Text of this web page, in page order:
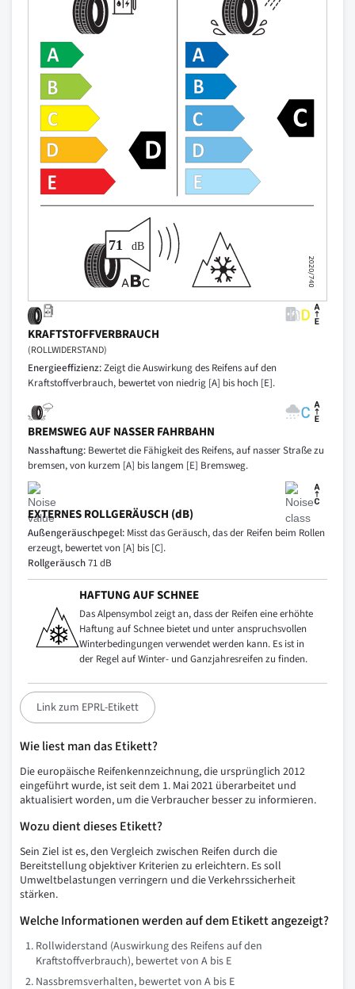
KRAFTSTOFFVERBRAUCH
(ROLLWIDERSTAND)
Energieeffizienz:Zeigt die Auswirkung des Reifens auf den
Kraftstoffverbrauch, bewertet von niedrig [A] bis hoch [E].
BREMSWEG AUF NASSER FAHRBAHN
Nasshaftung: Bewertet die Fähigkeit des Reifens, auf nasser Straße zu
bremsen, von kurzem [A] bis langem [E] Bremsweg.
EXTERNES ROLLGERÄUSCH (dB)
Außengeräuschpegel: Misst das Geräusch, das der Reifen beim Rollen
erzeugt, bewertet von [A] bis [C].
Rollgeräusch71 dB
HAFTUNG AUF SCHNEE
Das Alpensymbol zeigt an, dass der Reifen eine erhöhte
Haftung auf Schnee bietet und unter anspruchsvollen
Winterbedingungen verwendet werden kann. Es ist in
der Regel auf Winter- und Ganzjahresreifen zu finden.
Link zum EPRL-Etikett
Wie liest man das Etikett?
Die europäische Reifenkennzeichnung, die ursprünglich 2012
eingeführt wurde, ist seit dem 1. Mai 2021 überarbeitet und
aktualisiert worden, um die Verbraucher besser zu informieren.
Wozu dient dieses Etikett?
Sein Ziel ist es, den Vergleich zwischen Reifen durch die
Bereitstellung objektiver Kriterien zu erleichtern. Es soll
Umweltbelastungen verringern und die Verkehrssicherheit
stärken.
Welche Informationen werden auf dem Etikett angezeigt?
Rollwiderstand (Auswirkung des Reifens auf den
Kraftstoffverbrauch), bewertet von A bis E
Nassbremsverhalten, bewertet von A bis E